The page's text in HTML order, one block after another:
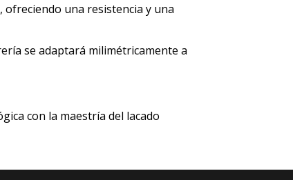
ofreciendo una resistencia y una
se adaptará milimétricamente a
con la maestría del lacado